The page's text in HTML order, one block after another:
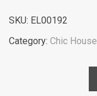
SKU: EL00192
Category: Chic House